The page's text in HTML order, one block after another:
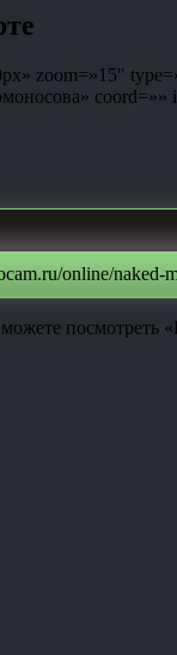
zoom=»15″
online/naked-